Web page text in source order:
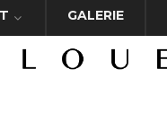
GALERIE